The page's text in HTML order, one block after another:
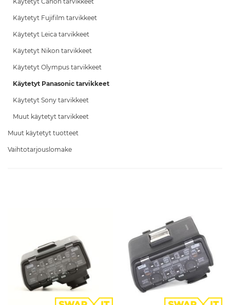
Käytetyt Fujifilm tarvikkeet
Käytetyt Leica tarvikkeet
Käytetyt Nikon tarvikkeet
Käytetyt Olympus tarvikkeet
Käytetyt Panasonic tarvikkeet
Käytetyt Sony tarvikkeet
Muut käytetyt tarvikkeet
Muut käytetyt tuotteet
Vaihtotarjouslomake